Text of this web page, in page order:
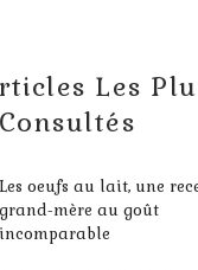
Les
Consultés
Les oeufs au lait, une
grand-mère au goût
incomparable